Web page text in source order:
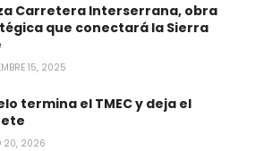
Carretera Interserrana, obra
que conectará la Sierra
15, 2025
termina el TMEC y deja el
20, 2026